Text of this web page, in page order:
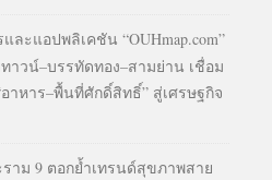
ละแอปพลิเคชัน “OUHmap.com”
าวน์–บรรทัดทอง–สามย่าน เชื่อม
าหาร–พื้นที่ศักดิ์สิทธิ์” สู่เศรษฐกิจ
าม 9 ตอกย้ำเทรนด์สุขภาพสาย